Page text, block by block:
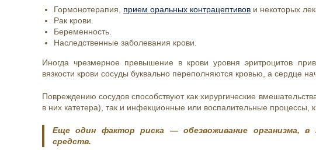
Гормонотерапия, прием оральных контрацептивов и некоторых
Рак крови.
Беременность.
Наследственные заболевания крови.
Иногда чрезмерное превышение в крови уровня эритроцитов
вязкости крови сосуды буквально переполняются кровью, а сердце
Повреждению сосудов способствуют как хирургические
в них катетера), так и инфекционные или воспалительные процессы,
Еще один фактор риска — обезвоживание организма, в
средств.